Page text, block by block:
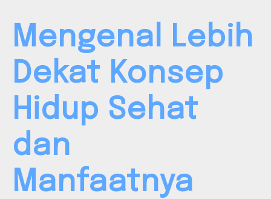
Mengenal Lebih
Dekat Konsep
Hidup Sehat
dan
Manfaatnya